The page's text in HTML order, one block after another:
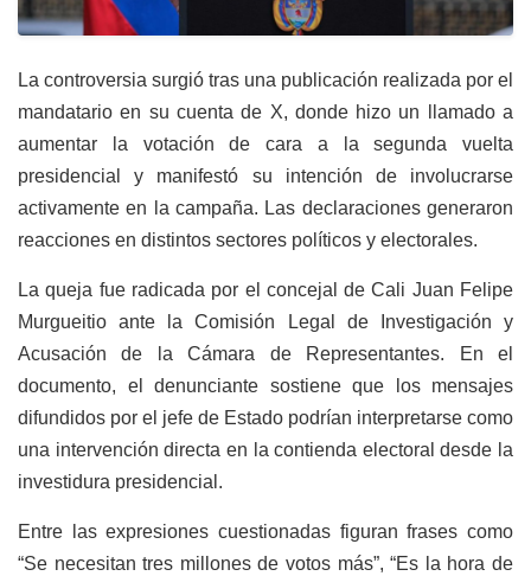
La controversia surgió tras una publicación realizada por el
mandatario en su cuenta de X, donde hizo un llamado a
aumentar la votación de cara a la segunda vuelta
presidencial y manifestó su intención de involucrarse
activamente en la campaña. Las declaraciones generaron
reacciones en distintos sectores políticos y electorales.
La queja fue radicada por el concejal de Cali Juan Felipe
Murgueitio ante la Comisión Legal de Investigación y
Acusación de la Cámara de Representantes. En el
documento, el denunciante sostiene que los mensajes
difundidos por el jefe de Estado podrían interpretarse como
una intervención directa en la contienda electoral desde la
investidura presidencial.
Entre las expresiones cuestionadas figuran frases como
“Se necesitan tres millones de votos más”, “Es la hora de